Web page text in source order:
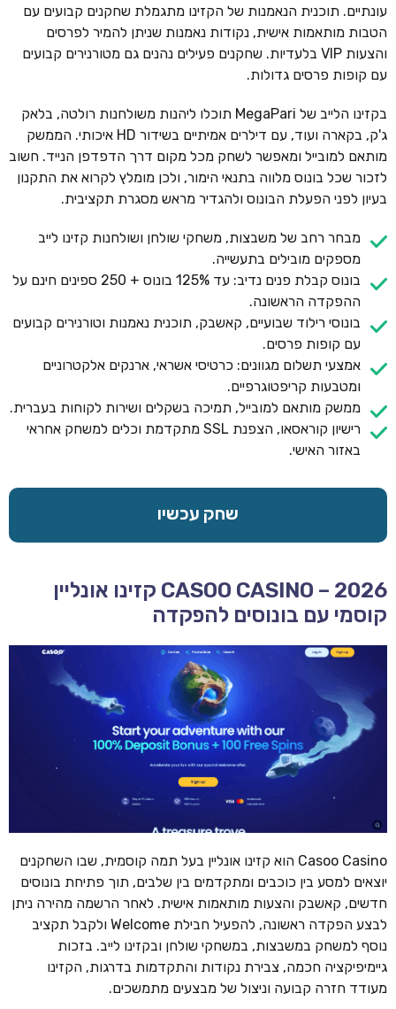
עונתיים. תוכנית הנאמנות של הקזינו מתגמלת שחקנים קבועים עם
הטבות מותאמות אישית, נקודות נאמנות שניתן להמיר לפרסים
והצעות VIP בלעדיות. שחקנים פעילים נהנים גם מטורנירים קבועים
עם קופות פרסים גדולות.
בקזינו הלייב של MegaPari תוכלו ליהנות משולחנות רולטה, בלאק
ג'ק, בקארה ועוד, עם דילרים אמיתיים בשידור HD איכותי. הממשק
מותאם למובייל ומאפשר לשחק מכל מקום דרך הדפדפן הנייד. חשוב
לזכור שכל בונוס מלווה בתנאי הימור, ולכן מומלץ לקרוא את התקנון
בעיון לפני הפעלת הבונוס ולהגדיר מראש מסגרת תקציבית.
מבחר רחב של משבצות, משחקי שולחן ושולחנות קזינו לייב
מספקים מובילים בתעשייה.
בונוס קבלת פנים נדיב: עד 125% בונוס + 250 ספינים חינם על
ההפקדה הראשונה.
בונוסי רילוד שבועיים, קאשבק, תוכנית נאמנות וטורנירים קבועים
עם קופות פרסים.
אמצעי תשלום מגוונים: כרטיסי אשראי, ארנקים אלקטרוניים
ומטבעות קריפטוגרפיים.
ממשק מותאם למובייל, תמיכה בשקלים ושירות לקוחות בעברית.
רישיון קוראסאו, הצפנת SSL מתקדמת וכלים למשחק אחראי
באזור האישי.
שחק עכשיו
CASOO CASINO – 2026 קזינו אונליין
קוסמי עם בונוסים להפקדה
Casoo Casino הוא קזינו אונליין בעל תמה קוסמית, שבו השחקנים
יוצאים למסע בין כוכבים ומתקדמים בין שלבים, תוך פתיחת בונוסים
חדשים, קאשבק והצעות מותאמות אישית. לאחר הרשמה מהירה ניתן
לבצע הפקדה ראשונה, להפעיל חבילת Welcome ולקבל תקציב
נוסף למשחק במשבצות, במשחקי שולחן ובקזינו לייב. בזכות
גיימיפיקציה חכמה, צבירת נקודות והתקדמות בדרגות, הקזינו
מעודד חזרה קבועה וניצול של מבצעים מתמשכים.